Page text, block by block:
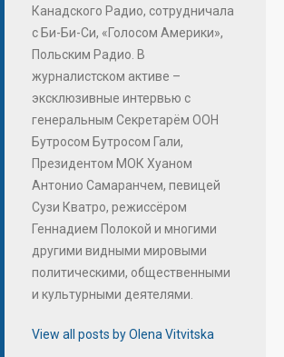
Канадского Радио, сотрудничала
с Би-Би-Си, «Голосом Америки»,
Польским Радио. В
журналистском активе –
эксклюзивные интервью с
генеральным Секретарём ООН
Бутросом Бутросом Гали,
Президентом МОК Хуаном
Антонио Самаранчем, певицей
Сузи Кватро, режиссёром
Геннадием Полокой и многими
другими видными мировыми
политическими, общественными
и культурными деятелями.
View all posts by Olena Vitvitska